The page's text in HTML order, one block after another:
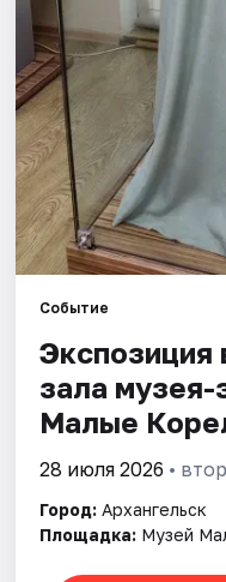
Событие
Экспозиция
зала музея-
Малые
28 июля 2026 •
Город: Архангельск
Площадка: Музей